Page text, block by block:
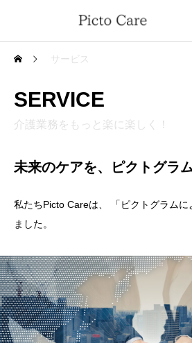
サービス
SERVICE
介護業務をもっと楽に楽しく！
未来のケアを、ピクトグラ
私たちPicto Careは、 「ピクトグラムに
ました。